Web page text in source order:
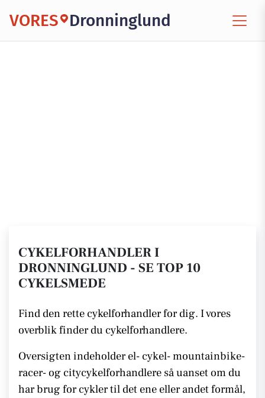
VORES Dronninglund
CYKELFORHANDLER I
DRONNINGLUND - SE TOP 10
CYKELSMEDE
Find den rette cykelforhandler for dig. I vores
overblik finder du cykelforhandlere.
Oversigten indeholder el- cykel- mountainbike-
racer- og citycykelforhandlere så uanset om du
har brug for cykler til det ene eller andet formål,